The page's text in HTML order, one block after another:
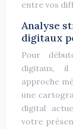
entre vos
Analyse
digitaux
Pour
digitaux,
approche
une
digital
votre